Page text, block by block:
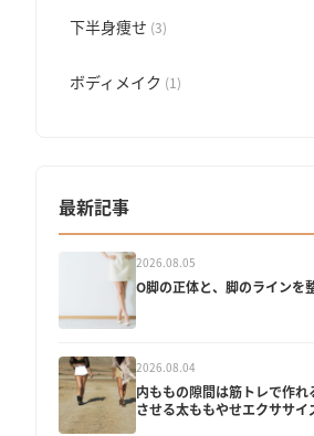
下半身痩せ (3)
ボディメイク (1)
最新記事
2026.08.05
O脚の正体と、脚のラインを
2026.08.04
内ももの隙間は筋トレで作
させる太ももやせエクササイ